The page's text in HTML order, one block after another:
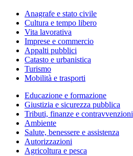
Anagrafe e stato civile
Cultura e tempo libero
Vita lavorativa
Imprese e commercio
Appalti pubblici
Catasto e urbanistica
Turismo
Mobilità e trasporti
Educazione e formazione
Giustizia e sicurezza pubblica
Tributi, finanze e contravvenzioni
Ambiente
Salute, benessere e assistenza
Autorizzazioni
Agricoltura e pesca